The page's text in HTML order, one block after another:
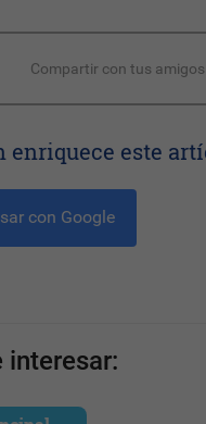
Compartir con tus
enriquece este
con Google
interesar: